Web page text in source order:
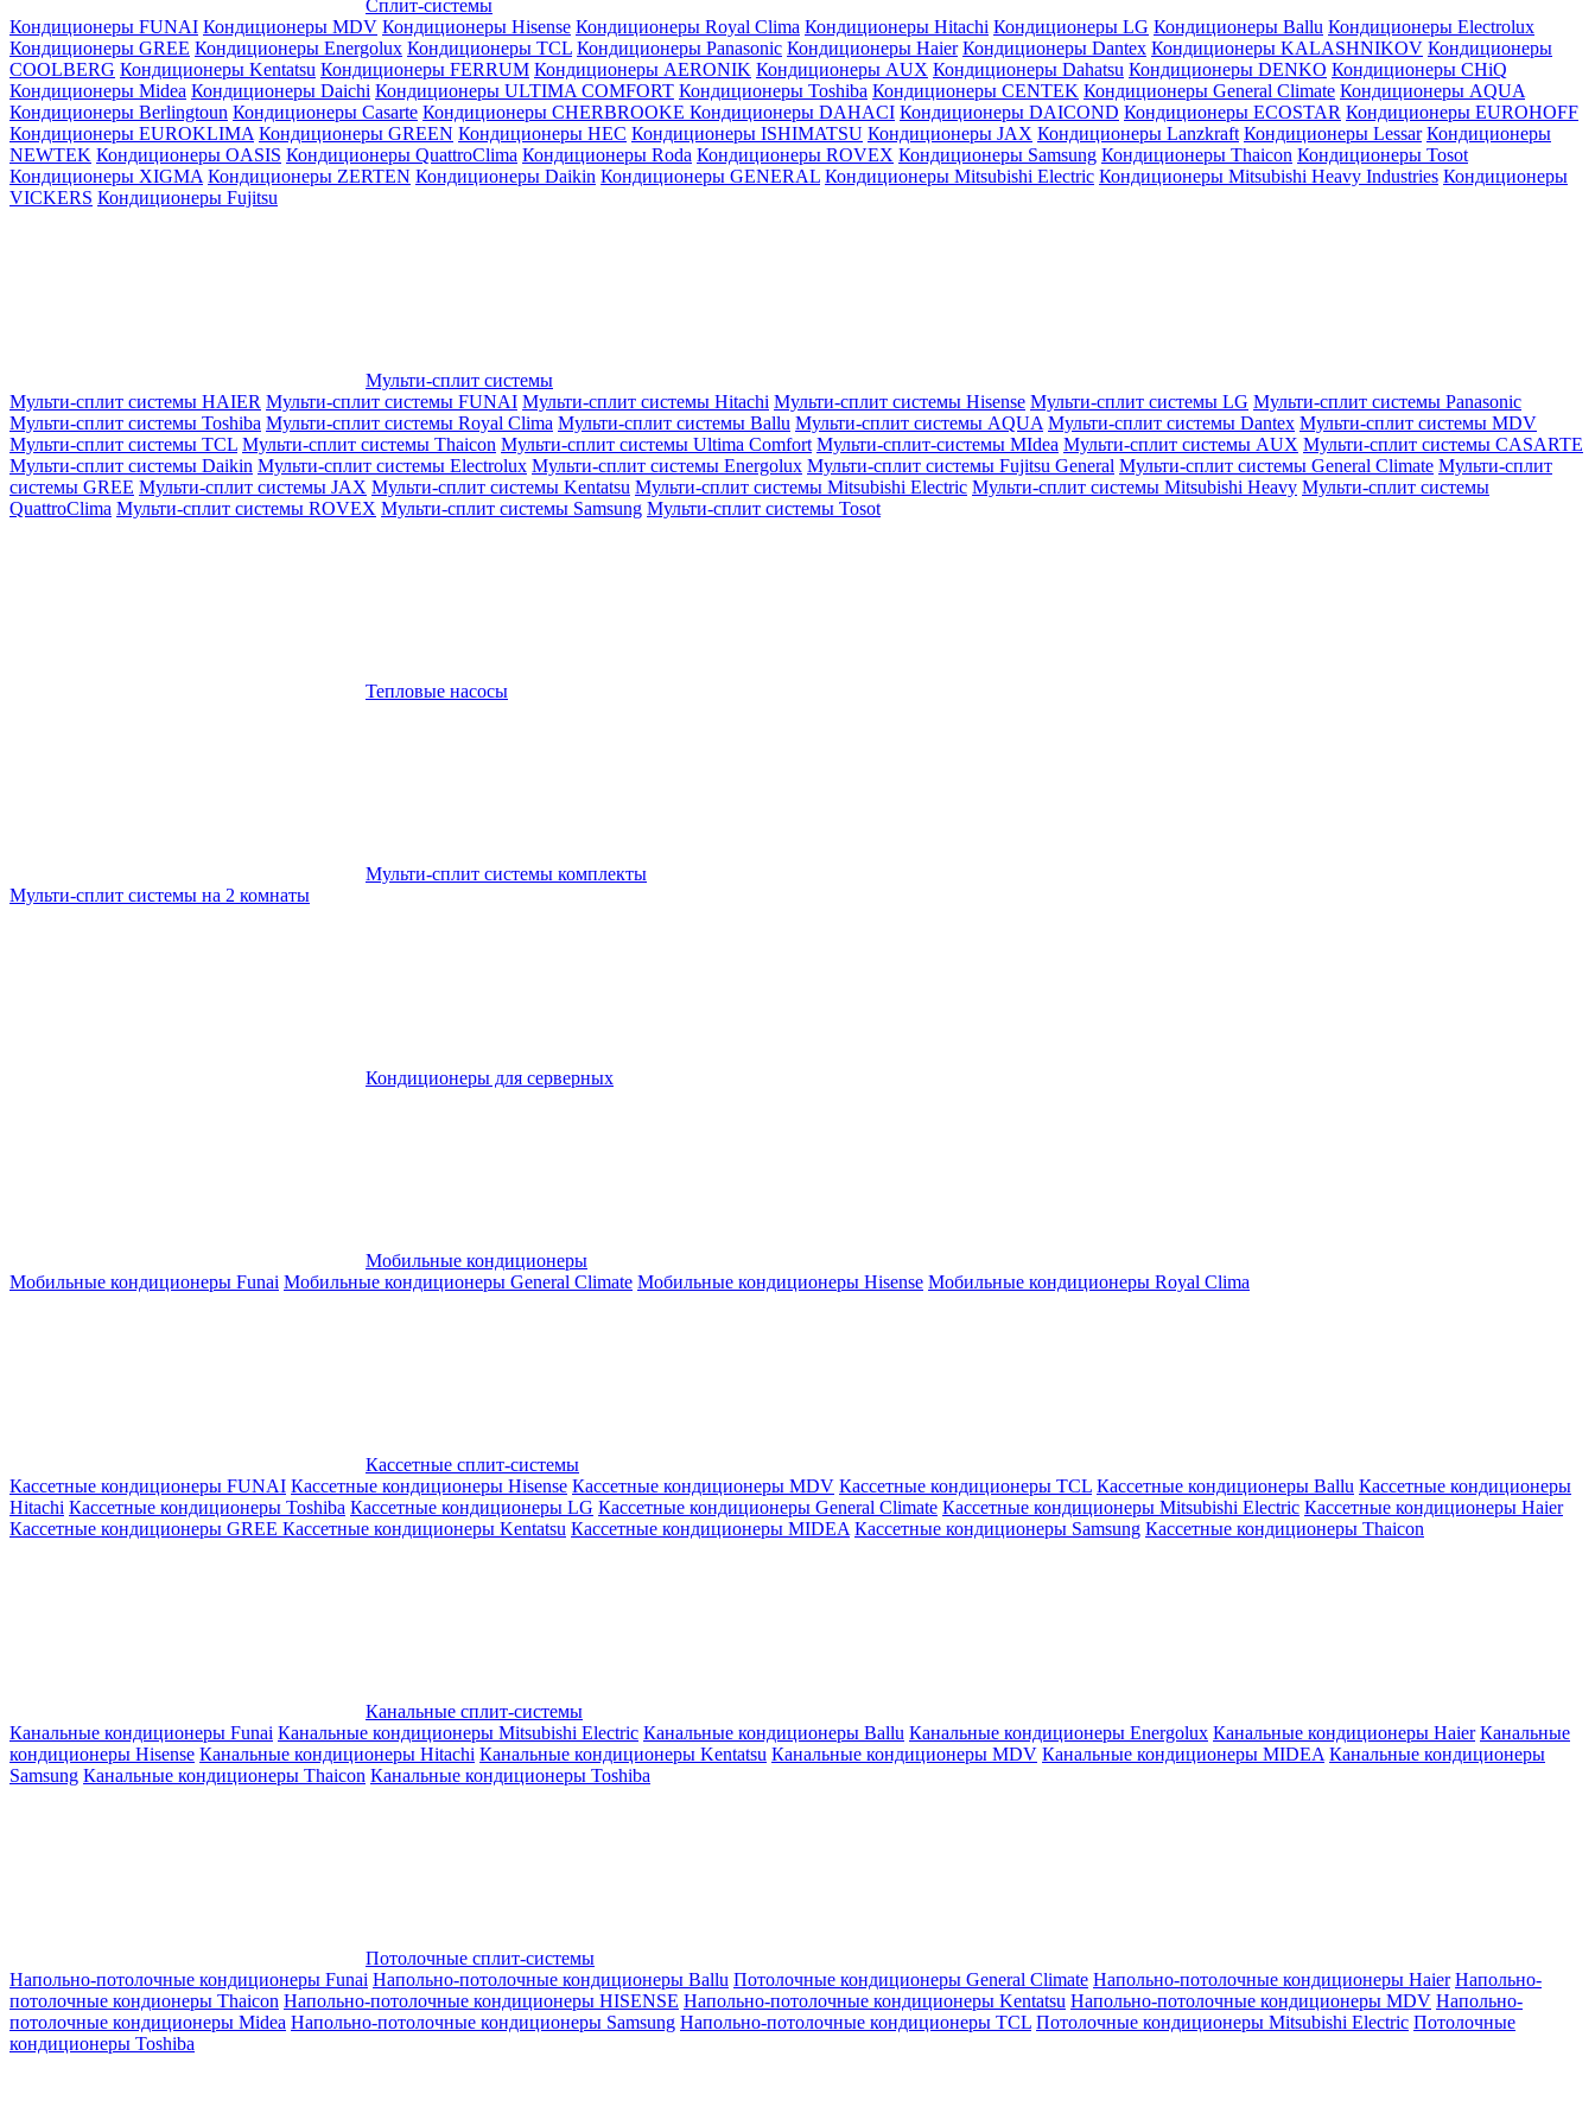
Сплит-системы
Кондиционеры FUNAI Кондиционеры MDV Кондиционеры Hisense Кондиционеры Royal Clima Кондиционеры Hitachi Кондиционеры LG Кондиционеры Ballu Кондиционеры Electrolux
Кондиционеры GREE Кондиционеры Energolux Кондиционеры TCL Кондиционеры Panasonic Кондиционеры Haier Кондиционеры Dantex Кондиционеры KALASHNIKOV Кондиционеры
СOOLBERG Кондиционеры Kentatsu Кондиционеры FERRUM Кондиционеры AERONIK Кондиционеры AUX Кондиционеры Dahatsu Кондиционеры DENKO Кондиционеры CHiQ
Кондиционеры Midea Кондиционеры Daichi Кондиционеры ULTIMA COMFORT Кондиционеры Toshiba Кондиционеры CENTEK Кондиционеры General Climate Кондиционеры AQUA
Кондиционеры Berlingtoun Кондиционеры Casarte Кондиционеры CHERBROOKE Кондиционеры DAHACI Кондиционеры DAICOND Кондиционеры ECOSTAR Кондиционеры EUROHOFF
Кондиционеры EUROKLIMA Кондиционеры GREEN Кондиционеры HEC Кондиционеры ISHIMATSU Кондиционеры JAX Кондиционеры Lanzkraft Кондиционеры Lessar Кондиционеры
NEWTEK Кондиционеры OASIS Кондиционеры QuattroClima Кондиционеры Roda Кондиционеры ROVEX Кондиционеры Samsung Кондиционеры Thaicon Кондиционеры Tosot
Кондиционеры XIGMA Кондиционеры ZERTEN Кондиционеры Daikin Кондиционеры GENERAL Кондиционеры Mitsubishi Electric Кондиционеры Mitsubishi Heavy Industries Кондиционеры
VICKERS Кондиционеры Fujitsu
Мульти-сплит системы
Мульти-сплит системы HAIER Мульти-сплит системы FUNAI Мульти-сплит системы Hitachi Мульти-сплит системы Hisense Мульти-сплит системы LG Мульти-сплит системы Panasonic
Мульти-сплит системы Toshiba Мульти-сплит системы Royal Clima Мульти-сплит системы Ballu Мульти-сплит системы AQUA Мульти-сплит системы Dantex Мульти-сплит системы MDV
Мульти-сплит системы TCL Мульти-сплит системы Thaicon Мульти-сплит системы Ultima Comfort Мульти-сплит-системы MIdea Мульти-сплит системы AUX Мульти-сплит системы CASARTE
Мульти-сплит системы Daikin Мульти-сплит системы Electrolux Мульти-сплит системы Energolux Мульти-сплит системы Fujitsu General Мульти-сплит системы General Climate Мульти-сплит
системы GREE Мульти-сплит системы JAX Мульти-сплит системы Kentatsu Мульти-сплит системы Mitsubishi Electric Мульти-сплит системы Mitsubishi Heavy Мульти-сплит системы
QuattroClima Мульти-сплит системы ROVEX Мульти-сплит системы Samsung Мульти-сплит системы Tosot
Тепловые насосы
Мульти-сплит системы комплекты
Мульти-сплит системы на 2 комнаты
Кондиционеры для серверных
Мобильные кондиционеры
Мобильные кондиционеры Funai Мобильные кондиционеры General Climate Мобильные кондиционеры Hisense Мобильные кондиционеры Royal Clima
Кассетные сплит-системы
Кассетные кондиционеры FUNAI Кассетные кондиционеры Hisense Кассетные кондиционеры MDV Кассетные кондиционеры TCL Кассетные кондиционеры Ballu Кассетные кондиционеры
Hitachi Кассетные кондиционеры Toshiba Кассетные кондиционеры LG Кассетные кондиционеры General Climate Кассетные кондиционеры Mitsubishi Electric Кассетные кондиционеры Haier
Кассетные кондиционеры GREE Кассетные кондиционеры Kentatsu Кассетные кондиционеры MIDEA Кассетные кондиционеры Samsung Кассетные кондиционеры Thaicon
Канальные сплит-системы
Канальные кондиционеры Funai Канальные кондиционеры Mitsubishi Electric Канальные кондиционеры Ballu Канальные кондиционеры Energolux Канальные кондиционеры Haier Канальные
кондиционеры Hisense Канальные кондиционеры Hitachi Канальные кондиционеры Kentatsu Канальные кондиционеры MDV Канальные кондиционеры MIDEA Канальные кондиционеры
Samsung Канальные кондиционеры Thaicon Канальные кондиционеры Toshiba
Потолочные сплит-системы
Напольно-потолочные кондиционеры Funai Напольно-потолочные кондиционеры Ballu Потолочные кондиционеры General Climate Напольно-потолочные кондиционеры Haier Напольно-
потолочные кондионеры Thaicon Напольно-потолочные кондиционеры HISENSE Напольно-потолочные кондиционеры Kentatsu Напольно-потолочные кондиционеры MDV Напольно-
потолочные кондиционеры Midea Напольно-потолочные кондиционеры Samsung Напольно-потолочные кондиционеры TCL Потолочные кондиционеры Mitsubishi Electric Потолочные
кондиционеры Toshiba